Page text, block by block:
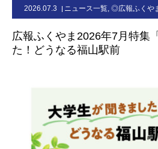
2026.07.3 ニュース一覧, ◎広報ふくや
広報ふくやま2026年7月特集
た！どうなる福山駅前
お問合せ